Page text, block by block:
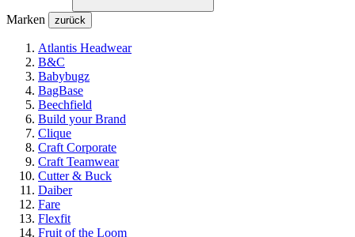
Marken zurück
Atlantis Headwear
B&C
Babybugz
BagBase
Beechfield
Build your Brand
Clique
Craft Corporate
Craft Teamwear
Cutter & Buck
Daiber
Fare
Flexfit
Fruit of the Loom